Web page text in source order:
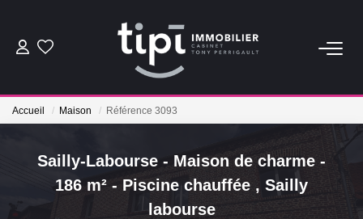
ACHETER
Nos Biens Locations
Nos Biens Loués
Accueil Maison Référence 3093
Sailly-Labourse - Maison de charme -
186 m² - Piscine chauffée , Sailly
labourse